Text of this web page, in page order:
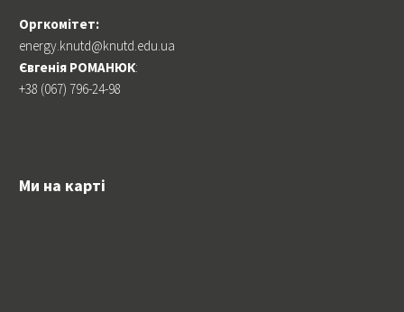
Оргкомітет:
energy.knutd@knutd.edu.ua
Євгенія РОМАНЮК:
+38 (067) 796-24-98
Ми на карті